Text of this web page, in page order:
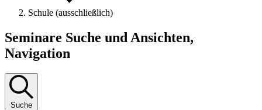
Schule (ausschließlich)
Seminare
Seminare Suche und Ansichten,
Navigation
Suche